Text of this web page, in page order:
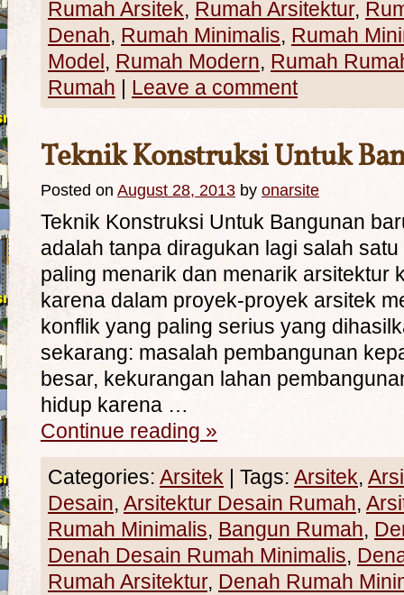
Rumah Arsitek, Rumah Arsitektur,
Denah, Rumah Minimalis, Rumah
Model, Rumah Modern, Rumah
Rumah | Leave a comment
Teknik Konstruksi Untuk
Posted on August 28, 2013 by onarsite
Teknik Konstruksi Untuk Bangunan
adalah tanpa diragukan lagi salah
paling menarik dan menarik arsitektur
karena dalam proyek-proyek arsitek
konflik yang paling serius yang
sekarang: masalah pembangunan
besar, kekurangan lahan
hidup karena …
Continue reading »
Categories: Arsitek | Tags: Arsitek,
Desain, Arsitektur Desain Rumah,
Rumah Minimalis, Bangun Rumah,
Denah Desain Rumah Minimalis,
Rumah Arsitektur, Denah Rumah